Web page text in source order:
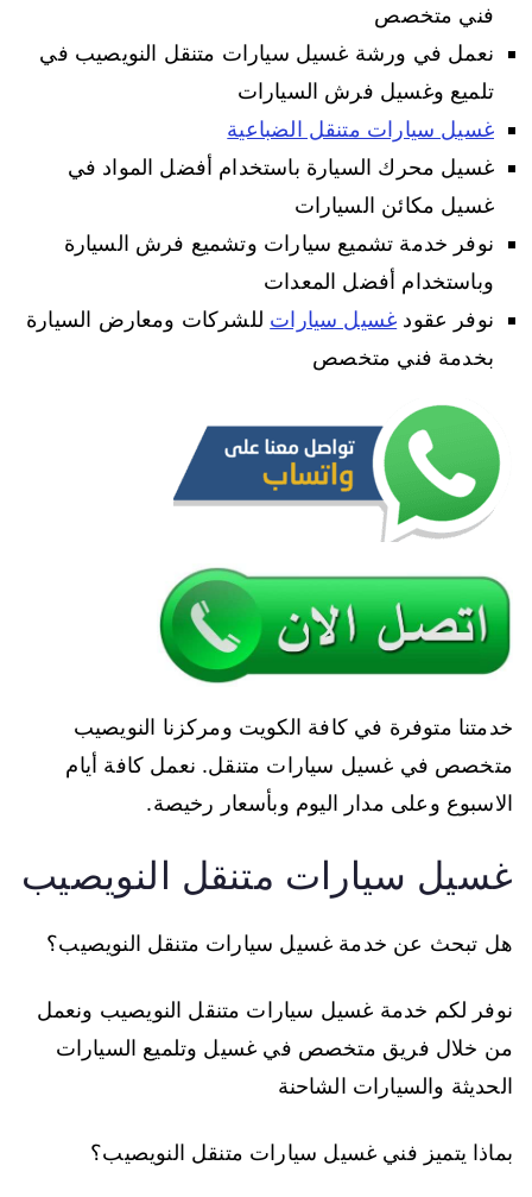
فني متخصص
نعمل في ورشة غسيل سيارات متنقل النويصيب في
تلميع وغسيل فرش السيارات
غسيل سيارات متنقل الضباعية
غسيل محرك السيارة باستخدام أفضل المواد في
غسيل مكائن السيارات
نوفر خدمة تشميع سيارات وتشميع فرش السيارة
وباستخدام أفضل المعدات
نوفر عقود غسيل سيارات للشركات ومعارض السيارة
بخدمة فني متخصص
خدمتنا متوفرة في كافة الكويت ومركزنا النويصيب
متخصص في غسيل سيارات متنقل. نعمل كافة أيام
الاسبوع وعلى مدار اليوم وبأسعار رخيصة.
غسيل سيارات متنقل النويصيب
هل تبحث عن خدمة غسيل سيارات متنقل النويصيب؟
نوفر لكم خدمة غسيل سيارات متنقل النويصيب ونعمل
من خلال فريق متخصص في غسيل وتلميع السيارات
الحديثة والسيارات الشاحنة
بماذا يتميز فني غسيل سيارات متنقل النويصيب؟